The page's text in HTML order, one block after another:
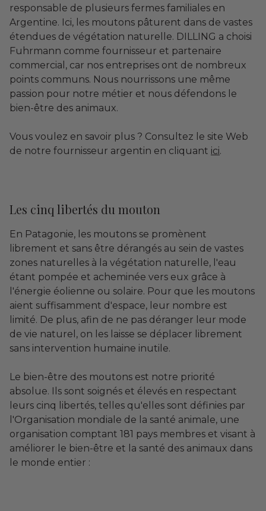
responsable de plusieurs fermes familiales en
Argentine. Ici, les moutons pâturent dans de vastes
étendues de végétation naturelle. DILLING a choisi
Fuhrmann comme fournisseur et partenaire
commercial, car nos entreprises ont de nombreux
points communs. Nous nourrissons une même
passion pour notre métier et nous défendons le
bien-être des animaux.
Vous voulez en savoir plus ? Consultez le site Web
de notre fournisseur argentin en cliquant ici.
Les cinq libertés du mouton
En Patagonie, les moutons se promènent
librement et sans être dérangés au sein de vastes
zones naturelles à la végétation naturelle, l'eau
étant pompée et acheminée vers eux grâce à
l'énergie éolienne ou solaire. Pour que les moutons
aient suffisamment d'espace, leur nombre est
limité. De plus, afin de ne pas déranger leur mode
de vie naturel, on les laisse se déplacer librement
sans intervention humaine inutile.
Le bien-être des moutons est notre priorité
absolue. Ils sont soignés et élevés en respectant
leurs cinq libertés, telles qu'elles sont définies par
l'Organisation mondiale de la santé animale, une
organisation comptant 181 pays membres et visant à
améliorer le bien-être et la santé des animaux dans
le monde entier :